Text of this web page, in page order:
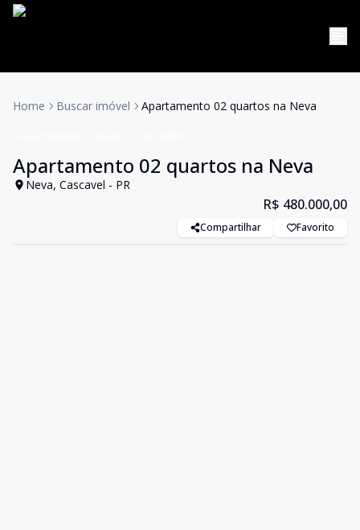
Home Buscar imóvel Apartamento 02 quartos na Neva
Apartamento 02 quartos na Neva
Neva, Cascavel - PR
R$ 480.000,00
Compartilhar Favorito